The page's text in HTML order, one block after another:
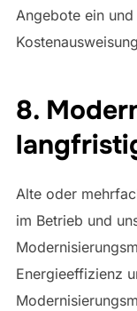
Angebote ein
8.
Alte oder
im Betrieb und
Energieeffizienz